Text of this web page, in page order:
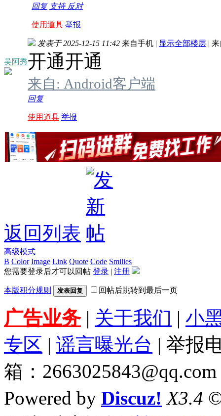
回复 支持 反对
使用道具 举报
吴阿秀
发表于 2025-12-15 11:42 来自手机 | 显示全部楼层 | 来
开通开通
来自: Android客户端
回复
使用道具 举报
返回列表
高级模式
B Color Image Link Quote Code Smilies
您需要登录后才可以回帖 登录 | 注册
本版积分规则 发表回复 回帖后跳转到最后一页
广告业务| 关于我们 | 小
专区 | 谣言曝光台 | 举报
箱：2663025843@qq.com
Powered by Discuz! X3.4